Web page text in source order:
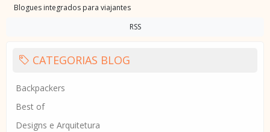
Blogues integrados para viajantes
RSS
CATEGORIAS BLOG
Backpackers
Best of
Designs e Arquitetura